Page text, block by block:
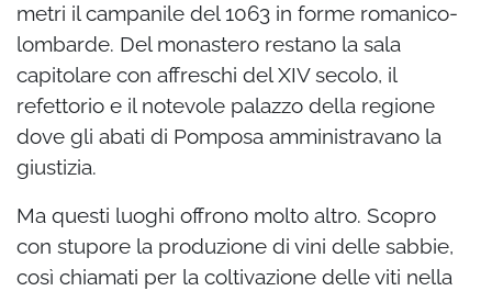
metri il campanile del 1063 in forme romanico-
lombarde. Del monastero restano la sala
capitolare con affreschi del XIV secolo, il
refettorio e il notevole palazzo della regione
dove gli abati di Pomposa amministravano la
giustizia.
Ma questi luoghi offrono molto altro. Scopro
con stupore la produzione di vini delle sabbie,
così chiamati per la coltivazione delle viti nella